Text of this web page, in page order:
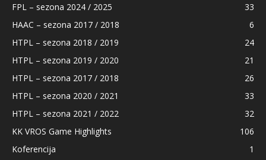
FPL – sezona 2024 / 2025
33
HAAC – sezona 2017 / 2018
6
HTPL – sezona 2018 / 2019
24
HTPL – sezona 2019 / 2020
21
HTPL – sezona 2017 / 2018
26
HTPL – sezona 2020 / 2021
33
HTPL – sezona 2021 / 2022
32
KK VROS Game Highlights
106
Koferencija
1